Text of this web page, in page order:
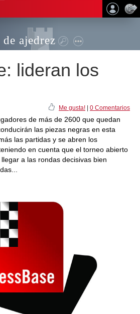
ajedrez
lideran los
Me gusta! 0 Comentarios
de más de 2600 que quedan
las piezas negras en esta
las partidas y se abren los
en cuenta que el torneo abierto
a las rondas decisivas bien